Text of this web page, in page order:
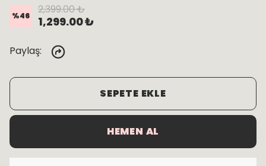
%46 2,399.00 ₺
1,299.00 ₺
Paylaş:
SEPETE EKLE
HEMEN AL